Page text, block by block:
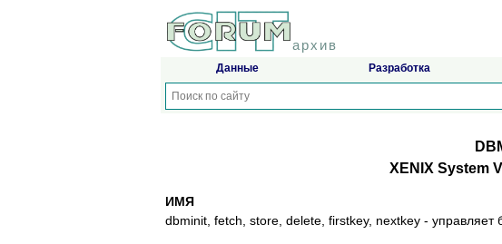
архив
Данные Разработка
XENIX System
ИМЯ
dbminit, fetch, store, delete, firstkey, nextkey - yпpaвляeт